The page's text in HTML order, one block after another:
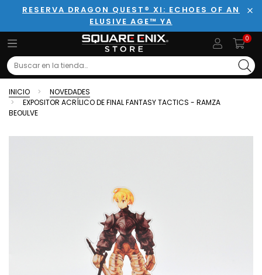
RESERVA DRAGON QUEST® XI: ECHOES OF AN
ELUSIVE AGE™ YA
0
Search
INICIO
NOVEDADES
EXPOSITOR ACRÍLICO DE FINAL FANTASY TACTICS - RAMZA
BEOULVE